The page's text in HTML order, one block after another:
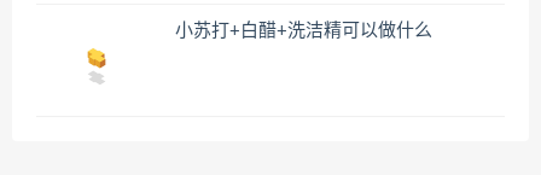
小苏打+白醋+洗洁精可以做什么